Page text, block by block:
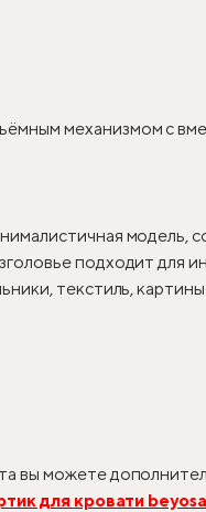
механизмом с
модель,
подходит для
текстиль,
вы можете
для кровати beyosa